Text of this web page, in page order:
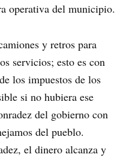
operativa del municipio.
y retros para
servicios; esto es con
los impuestos de los
si no hubiera ese
del gobierno con
del pueblo.
el dinero alcanza y